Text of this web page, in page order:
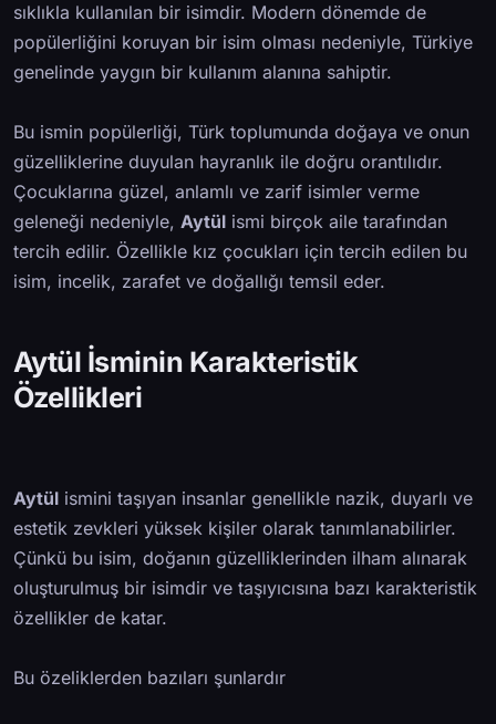
sıklıkla kullanılan bir isimdir. Modern dönemde de
popülerliğini koruyan bir isim olması nedeniyle, Türkiye
genelinde yaygın bir kullanım alanına sahiptir.
Bu ismin popülerliği, Türk toplumunda doğaya ve onun
güzelliklerine duyulan hayranlık ile doğru orantılıdır.
Çocuklarına güzel, anlamlı ve zarif isimler verme
geleneği nedeniyle, Aytül ismi birçok aile tarafından
tercih edilir. Özellikle kız çocukları için tercih edilen bu
isim, incelik, zarafet ve doğallığı temsil eder.
Aytül İsminin Karakteristik
Özellikleri
Aytül ismini taşıyan insanlar genellikle nazik, duyarlı ve
estetik zevkleri yüksek kişiler olarak tanımlanabilirler.
Çünkü bu isim, doğanın güzelliklerinden ilham alınarak
oluşturulmuş bir isimdir ve taşıyıcısına bazı karakteristik
özellikler de katar.
Bu özeliklerden bazıları şunlardır